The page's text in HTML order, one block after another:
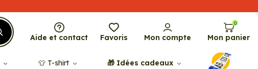
Aide et contact Favoris Mon compte
0
Mon panier
👕​​ T-shirt 🎁​ Idées cadeaux